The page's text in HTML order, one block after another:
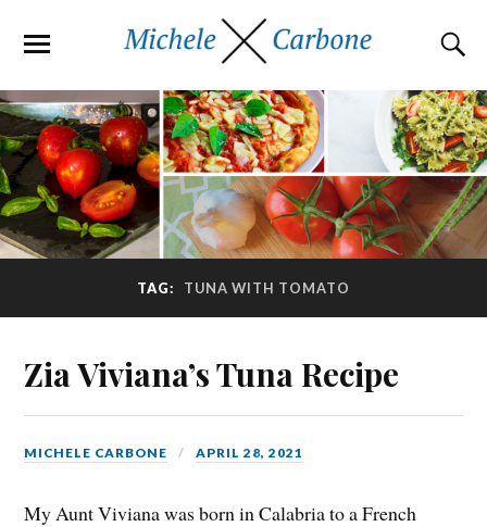
TAG: TUNA WITH TOMATO
Zia Viviana’s Tuna Recipe
MICHELE CARBONE APRIL 28, 2021
My Aunt Viviana was born in Calabria to a French